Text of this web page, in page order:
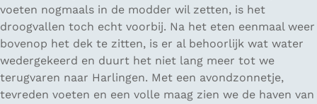
voeten nogmaals in de modder wil zetten, is het
droogvallen toch echt voorbij. Na het eten eenmaal weer
bovenop het dek te zitten, is er al behoorlijk wat water
wedergekeerd en duurt het niet lang meer tot we
terugvaren naar Harlingen. Met een avondzonnetje,
tevreden voeten en een volle maag zien we de haven van